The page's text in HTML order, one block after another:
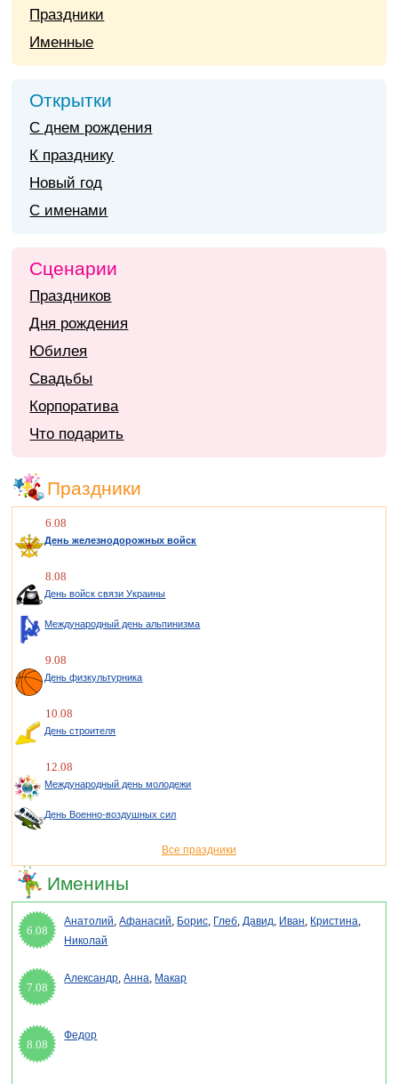
Праздники
Именные
Открытки
С днем рождения
К празднику
Новый год
С именами
Сценарии
Праздников
Дня рождения
Юбилея
Свадьбы
Корпоратива
Что подарить
Праздники
6.08
День железнодорожных войск
8.08
День войск связи Украины
Международный день альпинизма
9.08
День физкультурника
10.08
День строителя
12.08
Международный день молодежи
День Военно-воздушных сил
Все праздники
Именины
6.08
Анатолий,Афанасий, Борис, Глеб,Давид, Иван, Кристина,
Николай
7.08
Александр,Анна, Макар
8.08
Федор